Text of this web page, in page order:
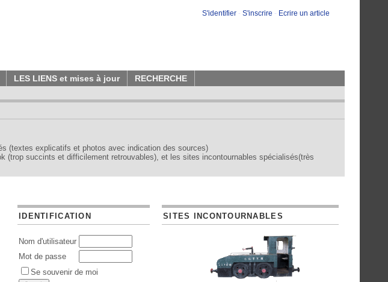
S'identifier - S'inscrire - Ecrire un article
LES LIENS et mises à jour RECHERCHE
(textes explicatifs et photos avec indication des sources)
succints et difficilement retrouvables), et les sites incontournables spécialisés(très
IDENTIFICATION
Nom d'utilisateur
Mot de passe
Se souvenir de moi
SITES INCONTOURNABLES